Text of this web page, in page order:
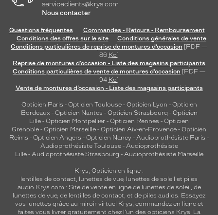
serviceclients@krys.com
Nous contacter
Questions fréquentes
Commandes - Retours - Remboursement
Conditions des offres sur le site
Conditions générales de vente
Conditions particulières de reprise de montures d’occasion [PDF —
86 Ko]
Reprise de montures d’occasion - Liste des magasins participants
Conditions particulières de vente de montures d’occasion [PDF —
94 Ko]
Vente de montures d’occasion - Liste des magasins participants
Opticien Paris - Opticien Toulouse- Opticien Lyon - Opticien
Bordeaux- Opticien Nantes - Opticien Strasbourg - Opticien
Lille - Opticien Montpellier - Opticien Rennes - Opticien
Grenoble - Opticien Marseille - Opticien Aix-en-Provence - Opticien
Reims - Opticien Angers - Opticien Nancy - Audioprothésiste Paris -
Audioprothésiste Toulouse- Audioprothésiste
Lille- Audioprothésiste Strasbourg - Audioprothésiste Marseille
Krys, Opticien en ligne :
lentilles de contact, lunettes de vue, lunettes de soleil et piles
audio Krys.com : Site de vente en ligne de lunettes de soleil, de
lunettes de vue, de lentilles de contact, et de piles audios. Essayez
vos lunettes grâce au miroir virtuel Krys, commandez en ligne et
faites vous livrer gratuitement chez l'un des opticiens Krys. La